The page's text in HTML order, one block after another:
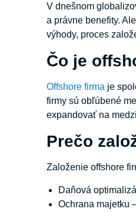
V dnešnom
a právne benefity.
výhody, proces
Čo je
Offshore firma je
firmy sú obľúbené
expandovať na
Prečo
Založenie offshore
Daňová
Ochrana majetku